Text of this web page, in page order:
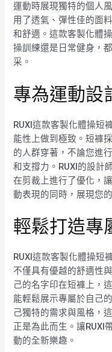
運動時展現獨特的個人
用了透氣、彈性佳的面
和舒適。這款客製化體
操訓練還是日常健身，
采。
專為運動設
RUXI這款客製化體操短
能性上做到極致。短褲
的人群穿著，不論您進
和支撐力。RUXI的設計
在剪裁上進行了優化，
動表現的同時，展現您
輕鬆打造專
RUXI這款客製化體操短
不僅具有優越的舒適性
己的名字印在短褲上，
能輕鬆展示專屬於自己
己獨特的需求與風格，
正是為此而生。讓RUXI
動的全新樂趣。